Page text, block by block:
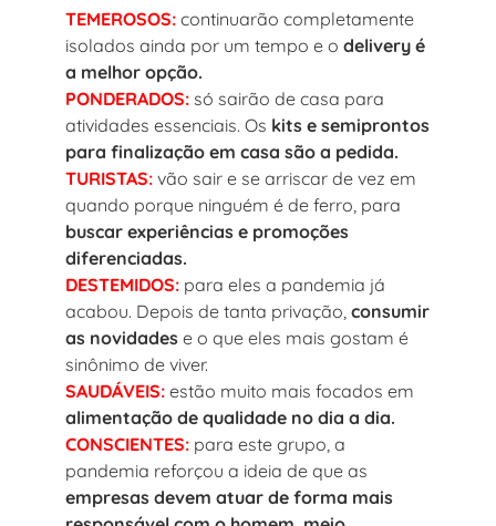
TEMEROSOS: continuarão completamente
isolados ainda por um tempo e o delivery é
a melhor opção.
PONDERADOS: só sairão de casa para
atividades essenciais. Os kits e semiprontos
para finalização em casa são a pedida.
TURISTAS: vão sair e se arriscar de vez em
quando porque ninguém é de ferro, para
buscar experiências e promoções
diferenciadas.
DESTEMIDOS: para eles a pandemia já
acabou. Depois de tanta privação, consumir
as novidades e o que eles mais gostam é
sinônimo de viver.
SAUDÁVEIS: estão muito mais focados em
alimentação de qualidade no dia a dia.
CONSCIENTES: para este grupo, a
pandemia reforçou a ideia de que as
empresas devem atuar de forma mais